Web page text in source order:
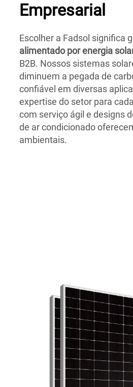
Empresarial
Escolher a Fadsol significa
alimentado por energia
B2B. Nossos sistemas
diminuem a pegada de
confiável em diversas
expertise do setor para
com serviço ágil e designs
de ar condicionado
ambientais.